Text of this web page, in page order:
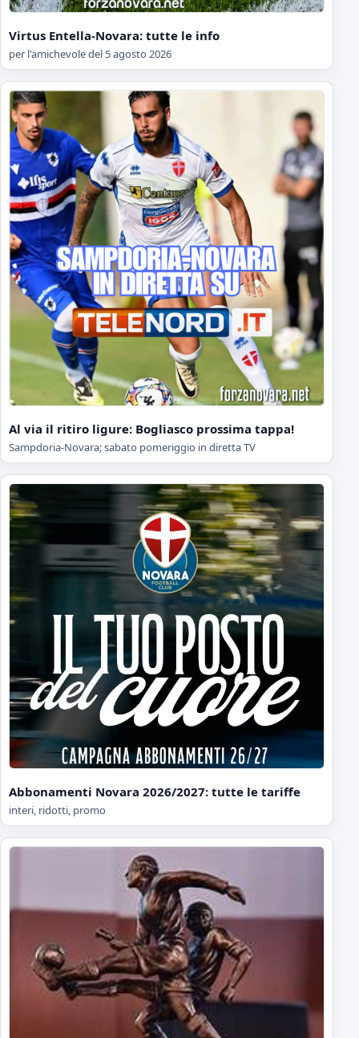
Virtus Entella-Novara: tutte le info
per l'amichevole del 5 agosto 2026
Al via il ritiro ligure: Bogliasco prossima tappa!
Sampdoria-Novara; sabato pomeriggio in diretta TV
Abbonamenti Novara 2026/2027: tutte le tariffe
interi, ridotti, promo